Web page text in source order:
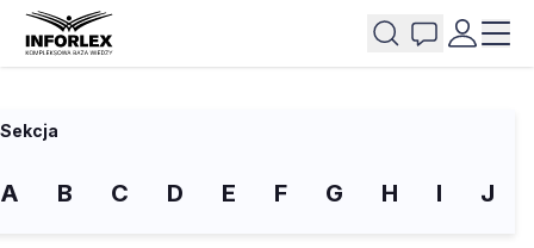
Sekcja
A B C D E F G H I J